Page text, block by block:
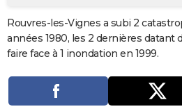
COPAINS D'AVANT
S'inscrire
Se connecter
Lycées
Collèges
Primaires
Universités
Entreprises
Service militaire
Avis de recherche
AVIS DE DÉCÈS
FORUM
Bricolage
Lifestyle
Culture
Sport
Auto
Television
Voyage
Cinema
Rouvres-les-Vignes a subi 2
années 1980, les 2 dernières datant
faire face à 1 inondation en 1999.